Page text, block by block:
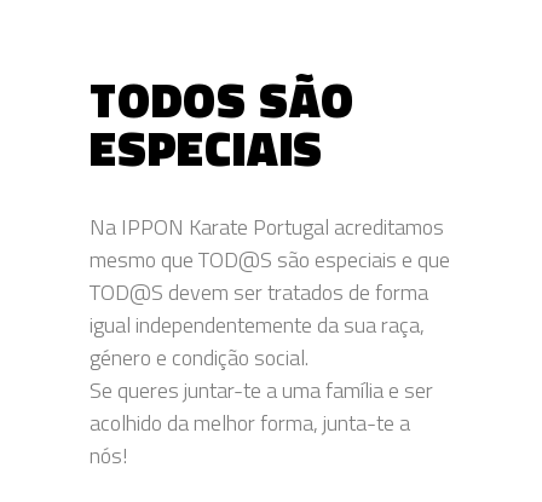
TODOS SÃO
ESPECIAIS
Na IPPON Karate Portugal acreditamos
mesmo que TOD@S são especiais e que
TOD@S devem ser tratados de forma
igual independentemente da sua raça,
género e condição social.
Se queres juntar-te a uma família e ser
acolhido da melhor forma, junta-te a
nós!